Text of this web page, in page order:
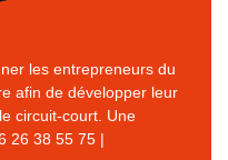
les entrepreneurs du
afin de développer leur
circuit-court. Une
26 38 55 75 |